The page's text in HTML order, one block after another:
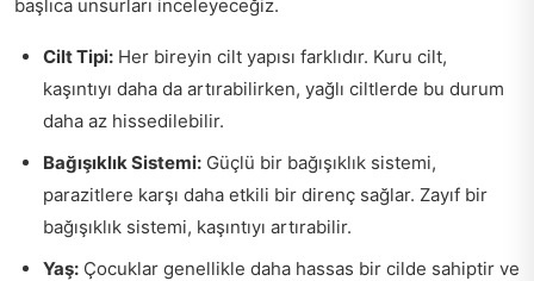
başlıca unsurları inceleyeceğiz.
Cilt Tipi: Her bireyin cilt yapısı farklıdır. Kuru cilt,
kaşıntıyı daha da artırabilirken, yağlı ciltlerde bu durum
daha az hissedilebilir.
Bağışıklık Sistemi: Güçlü bir bağışıklık sistemi,
parazitlere karşı daha etkili bir direnç sağlar. Zayıf bir
bağışıklık sistemi, kaşıntıyı artırabilir.
Yaş: Çocuklar genellikle daha hassas bir cilde sahiptir ve